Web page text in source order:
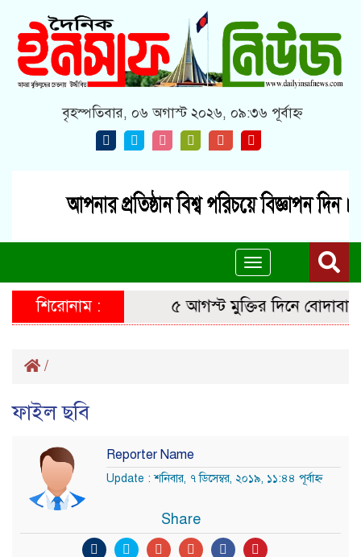
বৃহস্পতিবার, ০৬ অগাস্ট ২০২৬, ০৯:৩৬ পূর্বাহ্ন
Toggle
navigation
শিরোনাম : ৫ আগস্ট মুক্তির দিনে
/
ফাইল ছবি
Reporter Name
Update : শনিবার, ৭ ডিসেম্বর, ২০১৯, ১১:৪৪ পূর্বাহ্ণ
Share